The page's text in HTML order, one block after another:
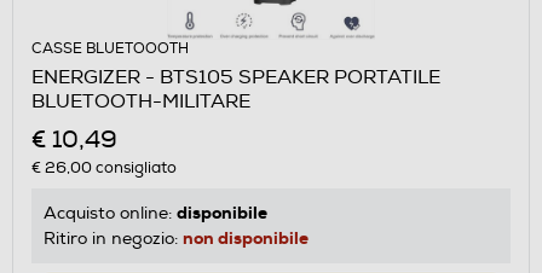
CASSE BLUETOOOTH
ENERGIZER - BTS105 SPEAKER PORTATILE
BLUETOOTH-MILITARE
€ 10,49
€ 26,00consigliato
Acquisto online: disponibile
Ritiro in negozio: non disponibile